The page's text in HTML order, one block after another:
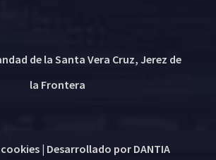
de la Santa Vera Cruz, Jerez de
la Frontera
| Desarrollado por DANTIA